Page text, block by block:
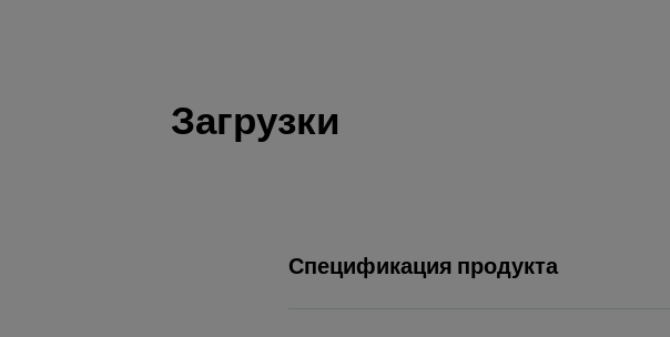
Загрузки
Спецификация продукта